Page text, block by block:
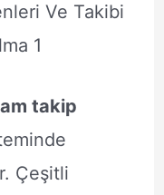
Ve Takibi
1
takip
Çeşitli